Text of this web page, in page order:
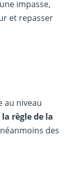
impasse,
et repasser
au niveau
la règle de la
des